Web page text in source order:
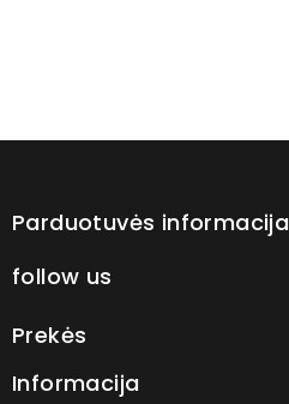
Parduotuvės informacija
follow us
Prekės
Informacija